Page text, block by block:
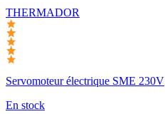
THERMADOR
Servomoteur électrique SME 230V
En stock